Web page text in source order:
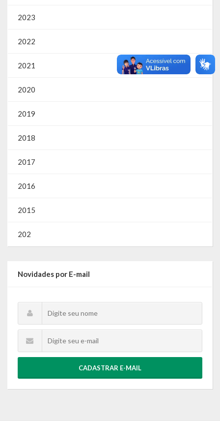
2023
2022
2021
2020
2019
2018
2017
2016
2015
202
Novidades por E-mail
CADASTRAR E-MAIL